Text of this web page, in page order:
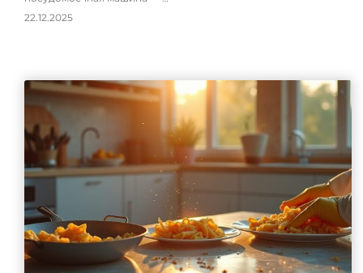
22.12.2025